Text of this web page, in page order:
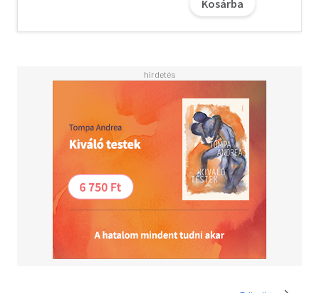
kibontakozását és az életünkben munkálkodó mélyebb
Kosárba